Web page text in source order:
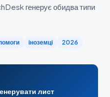
генерує обидва типи
іноземці 2026
лист